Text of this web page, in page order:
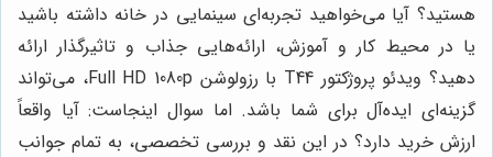
هستید؟ آیا می‌خواهید تجربه‌ای سینمایی در خانه داشته باشید
یا در محیط کار و آموزش، ارائه‌هایی جذاب و تاثیرگذار ارائه
دهید؟ ویدئو پروژکتور T44 با رزولوشن Full HD 1080p، می‌تواند
گزینه‌ای ایده‌آل برای شما باشد. اما سوال اینجاست: آیا واقعاً
ارزش خرید دارد؟ در این نقد و بررسی تخصصی، به تمام جوانب